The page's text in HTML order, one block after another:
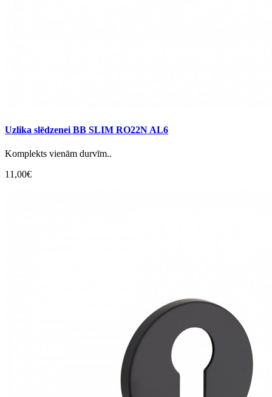
Uzlika slēdzenei BB SLIM RO22N AL6
Komplekts vienām durvīm..
11,00€